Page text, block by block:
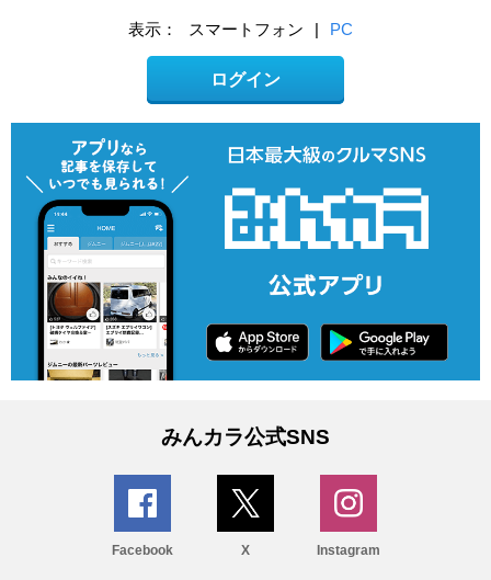
表示： スマートフォン | PC
ログイン
みんカラ公式SNS
Facebook X Instagram